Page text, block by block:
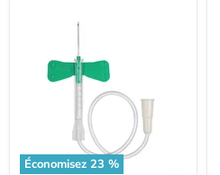
Économisez 23 %